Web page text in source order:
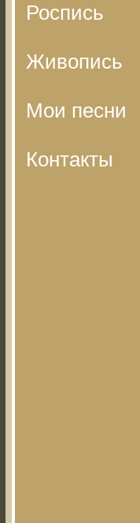
Роспись
Живопись
Мои песни
Контакты